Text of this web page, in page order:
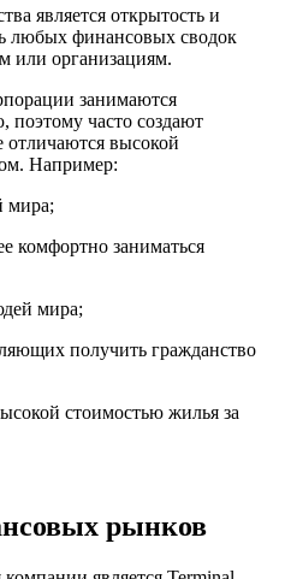
является открытость и
любых финансовых сводок
или организациям.
занимаются
поэтому часто создают
отличаются высокой
Например:
мира;
комфортно заниматься
мира;
получить гражданство
стоимостью жилья за
рынков